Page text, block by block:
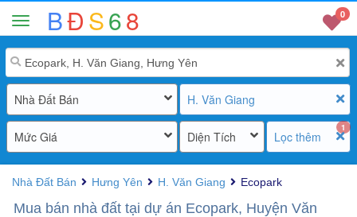
BĐS68 0
Nhà Đất Bán H. Văn Giang
Mức Giá Diện Tích
1
Lọc thêm
Nhà Đất Bán Hưng Yên H. Văn Giang Ecopark
Mua bán nhà đất tại dự án Ecopark, Huyện Văn